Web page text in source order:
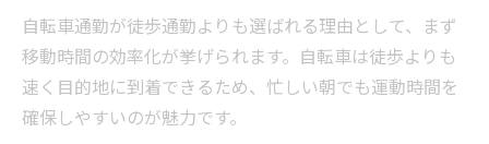
自転車通勤が徒歩通勤よりも選ばれる理由として、まず
移動時間の効率化が挙げられます。自転車は徒歩よりも
速く目的地に到着できるため、忙しい朝でも運動時間を
確保しやすいのが魅力です。